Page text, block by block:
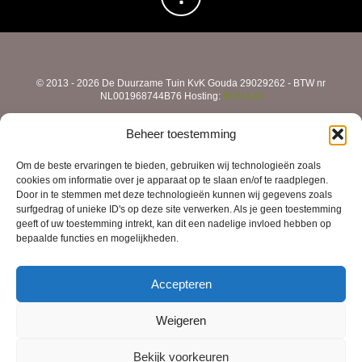
Beheer toestemming
Om de beste ervaringen te bieden, gebruiken wij technologieën zoals
cookies om informatie over je apparaat op te slaan en/of te raadplegen.
Door in te stemmen met deze technologieën kunnen wij gegevens zoals
surfgedrag of unieke ID's op deze site verwerken. Als je geen toestemming
geeft of uw toestemming intrekt, kan dit een nadelige invloed hebben op
bepaalde functies en mogelijkheden.
Accepteren
Weigeren
Bekijk voorkeuren
productpagina
© 2013 - 2026 De Duurzame Tuin KvK Gouda 29029262 - BTW nr
NL001968744B76 Hosting: BGMA.nl